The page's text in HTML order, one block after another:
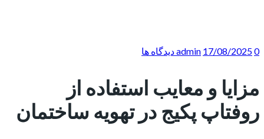
admin 17/08/20250 دیدگاه ها
مزایا و معایب استفاده از
روفتاپ پکیج در تهویه ساختمان